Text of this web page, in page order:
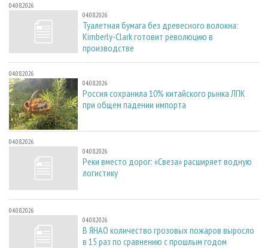
04.08.2026
04.08.2026
Туалетная бумага без древесного волокна:
Kimberly-Clark готовит революцию в
производстве
04.08.2026
04.08.2026
Россия сохранила 10% китайского рынка ЛПК
при общем падении импорта
04.08.2026
04.08.2026
Реки вместо дорог: «Свеза» расширяет водную
логистику
04.08.2026
04.08.2026
В ЯНАО количество грозовых пожаров выросло
в 15 раз по сравнению с прошлым годом